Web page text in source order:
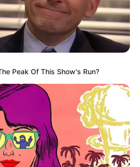
Peak Of This Show's Run?